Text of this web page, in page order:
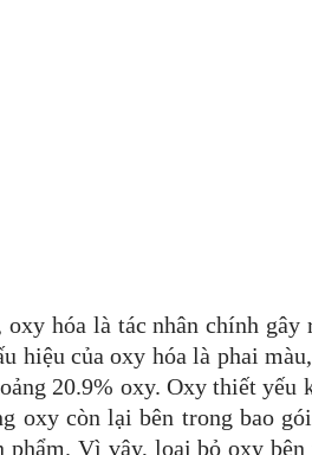
hóa là tác nhân chính gây
hiệu của oxy hóa là phai
20.9% oxy. Oxy thiết yếu
oxy còn lại bên trong bao
Vì vậy, loại bỏ oxy